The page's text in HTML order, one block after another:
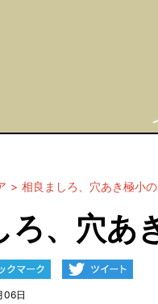
相良ましろ、穴あき極小
ろ、穴あ
06日